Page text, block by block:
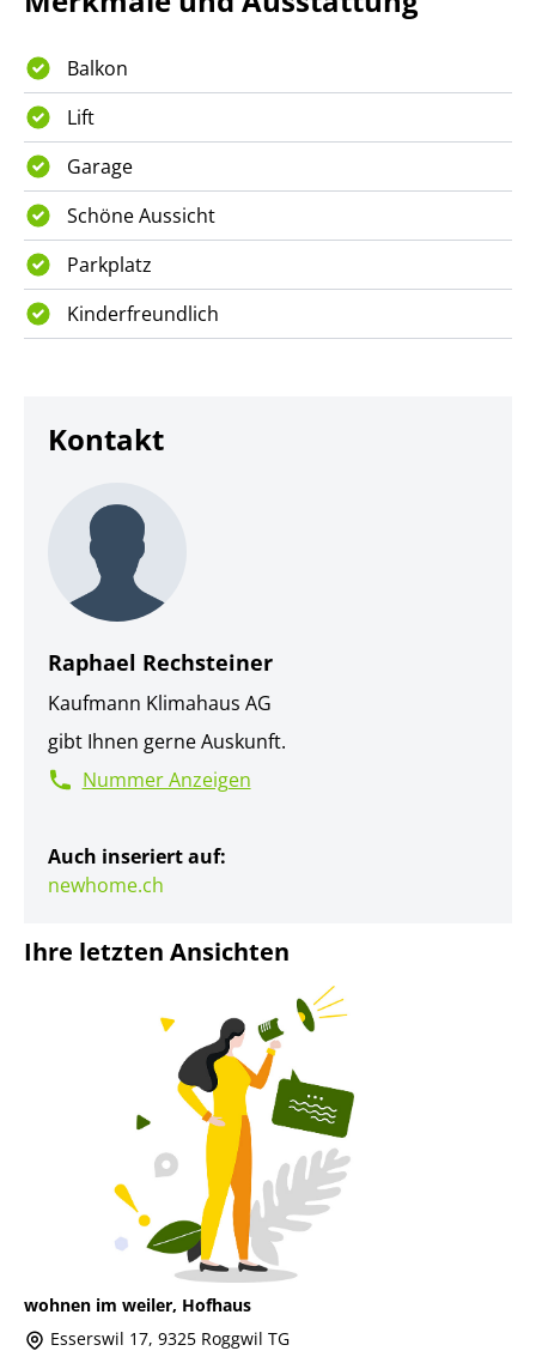
Balkon
Lift
Garage
Schöne Aussicht
Parkplatz
Kinderfreundlich
Kontakt
Raphael Rechsteiner
Kaufmann Klimahaus AG
gibt Ihnen gerne Auskunft.
Nummer Anzeigen
Auch inseriert auf:
newhome.ch
Ihre letzten Ansichten
wohnen im weiler, Hofhaus
Esserswil 17, 9325 Roggwil TG